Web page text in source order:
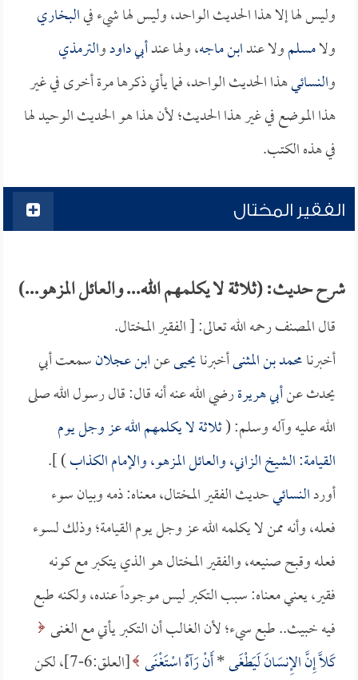
وليس لها إلا هذا الحديث الواحد، وليس لها شيء فيالبخاري
ولامسلمولا عندابن ماجه، ولها عندأبي داودوالترمذي
والنسائيهذا الحديث الواحد، فما يأتي ذكرها مرة أخرى في غير
هذا الموضع في غير هذا الحديث؛ لأن هذا هو الحديث الوحيد لها
في هذه الكتب.
الفقير المختال
شرح حديث: (ثلاثة لا يكلمهم الله... والعائل المزهو...)
قال المصنف رحمه الله تعالى: [ الفقير المختال.
أخبرنامحمد بن المثنىأخبرنايحيىعنابن عجلانسمعت أبي
يحدث عنأبي هريرةرضي الله عنه أنه قال: قال رسول الله صلى
الله عليه وآله وسلم: (ثلاثة لا يكلمهم الله عز وجل يوم
القيامة: الشيخ الزاني، والعائل المزهو، والإمام الكذاب) ].
أوردالنسائيحديث الفقير المختال، معناه: ذمه وبيان سوء
فعله، وأنه ممن لا يكلمه الله عز وجل يوم القيامة؛ وذلك لسوء
فعله وقبح صنيعه، والفقير المختال هو الذي يتكبر مع كونه
فقير، يعني معناه: سبب التكبر ليس موجوداً عنده، ولكنه طبع
فيه خبيث.. طبع سيء؛ لأن الغالب أن التكبر يأتي مع الغنى
كَلَّا إِنَّ الإِنسَانَ لَيَطْغَى*أَنْ رَآهُ اسْتَغْنَى
[العلق:6-7]، لكن